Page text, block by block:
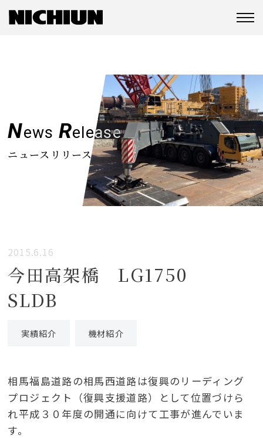
News Release
ニュースリリース
2015.6.16
今田高架橋 LG1750
SLDB
実績紹介 機材紹介
相馬福島道路の相馬西道路は復興のリーディング
プロジェクト（復興支援道路）として位置づけら
れ平成３０年度の開通に向けて工事が進んでいま
す。